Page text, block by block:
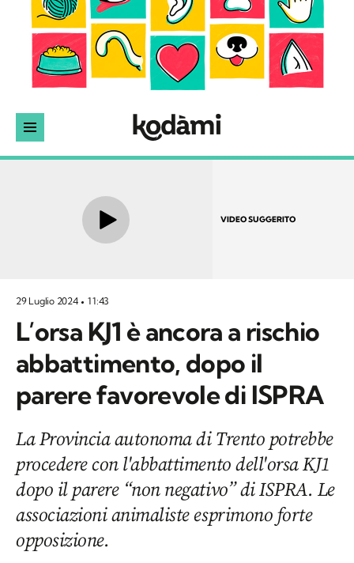
VIDEO SUGGERITO
29 Luglio 2024 11:43
L’orsa KJ1 è ancora a rischio
abbattimento, dopo il
parere favorevole di ISPRA
La Provincia autonoma di Trento potrebbe
procedere con l'abbattimento dell'orsa KJ1
dopo il parere “non negativo” di ISPRA. Le
associazioni animaliste esprimono forte
opposizione.